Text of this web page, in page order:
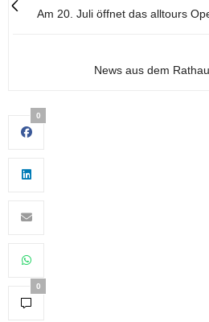
Am 20. Juli öffnet das alltours
News aus dem
0
0